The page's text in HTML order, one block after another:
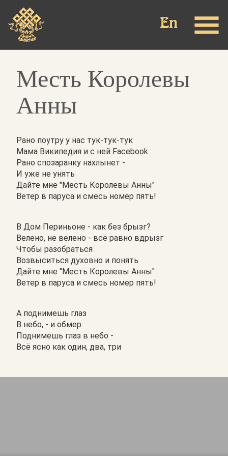
основному
содержанию
Месть Королевы
Анны
Рано поутру у нас тук-тук-тук
Мама Википедия и с ней Facebook
Рано спозаранку нахлынет -
И уже не унять
Дайте мне "Месть Королевы Анны"
Ветер в паруса и смесь номер пять!
В Дом Периньоне - как без брызг?
Велено, не велено - всё равно вдрызг
Чтобы разобраться
Возвыситься духовно и понять
Дайте мне "Месть Королевы Анны"
Ветер в паруса и смесь номер пять!
А поднимешь глаз
В небо, - и обмер
Поднимешь глаз в небо -
Всё ясно как один, два, три